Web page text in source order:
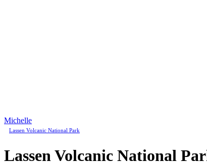
Michelle
Lassen Volcanic National Park
Lassen Volcanic National